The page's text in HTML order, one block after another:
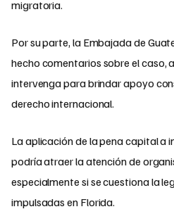
migratoria.
Por su parte, la Embajada de
hecho comentarios sobre el caso,
intervenga para brindar apoyo
derecho internacional.
La aplicación de la pena capital a
podría atraer la atención de
especialmente si se cuestiona la
impulsadas en Florida.